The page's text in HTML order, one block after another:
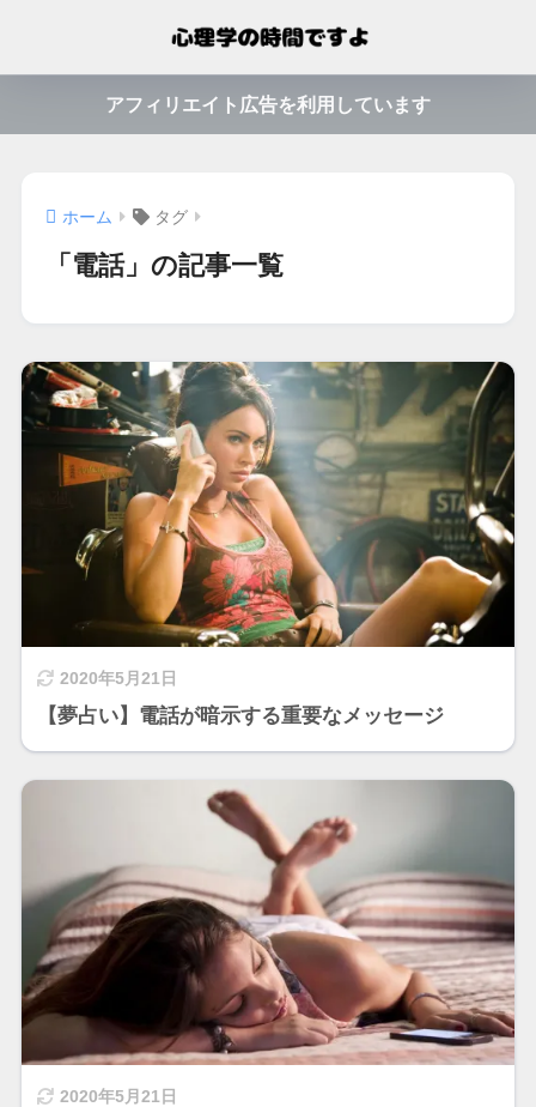
アフィリエイト広告を利用しています
ホーム タグ
「電話」の記事一覧
2020年5月21日
【夢占い】電話が暗示する重要なメッセージ
2020年5月21日